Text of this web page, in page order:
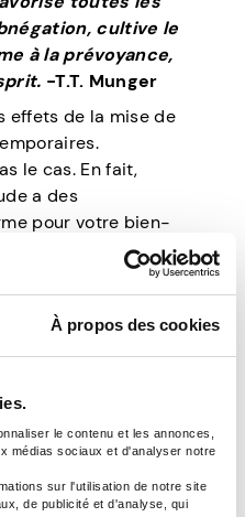
À propos des cookies
le contenu et les annonces,
médias sociaux et d'analyser notre
sur l'utilisation de notre site
de publicité et d'analyse, qui
cultive le
à la prévoyance,
-T.T. Munger
effets de la mise de
le cas. En fait,
a des
pour votre bien-
grandir, à adopter de
d’autres termes, il
votre vie.
fauchés. Les
en vivant
riches.-Warren